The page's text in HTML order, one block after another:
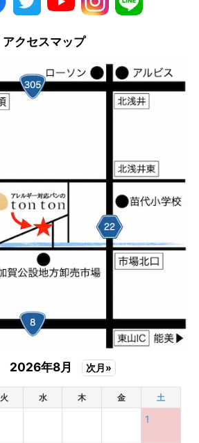
アクセスマップ
2026年8月 次月»
火 水 木 金 土
1